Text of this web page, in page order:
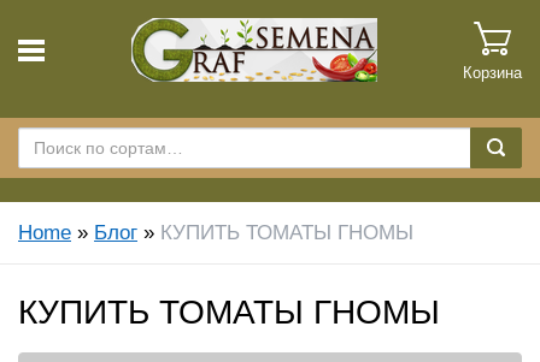
Корзина
Home » Блог » КУПИТЬ ТОМАТЫ ГНОМЫ
КУПИТЬ ТОМАТЫ ГНОМЫ